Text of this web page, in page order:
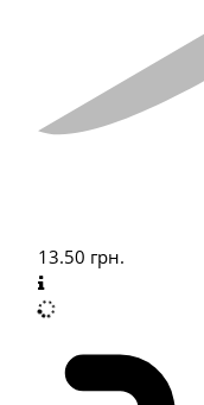
13.50 грн.